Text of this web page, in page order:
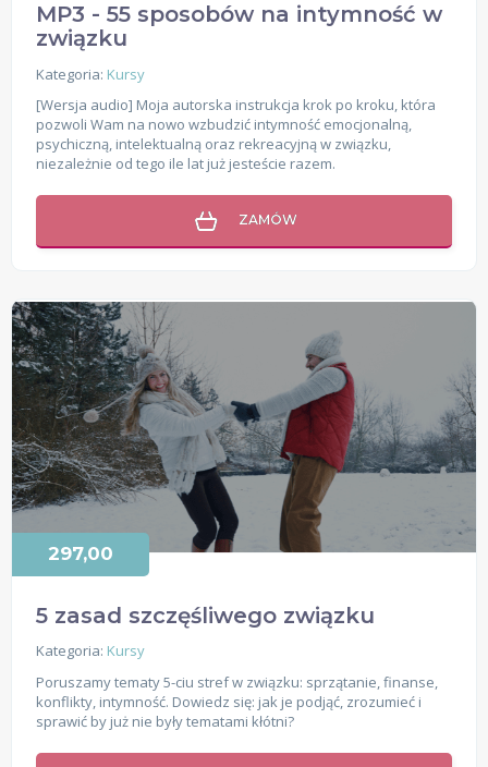
MP3 - 55 sposobów na intymność w
związku
Kategoria: Kursy
[Wersja audio] Moja autorska instrukcja krok po kroku, która
pozwoli Wam na nowo wzbudzić intymność emocjonalną,
psychiczną, intelektualną oraz rekreacyjną w związku,
niezależnie od tego ile lat już jesteście razem.
ZAMÓW
5 zasad szczęśliwego związku
Kategoria: Kursy
Poruszamy tematy 5-ciu stref w związku: sprzątanie, finanse,
konflikty, intymność. Dowiedz się: jak je podjąć, zrozumieć i
sprawić by już nie były tematami kłótni?
297,00